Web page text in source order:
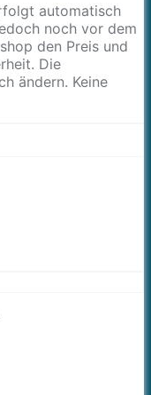
automatisch
noch vor dem
den Preis und
Die
ändern. Keine